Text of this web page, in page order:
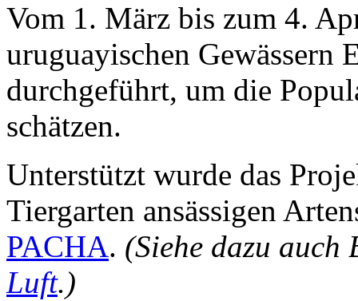
Vom 1. März bis zum 4.
uruguayischen Gewässern
durchgeführt, um die
schätzen.
Unterstützt wurde das
Tiergarten ansässigen
PACHA. (Siehe dazu
Luft.)